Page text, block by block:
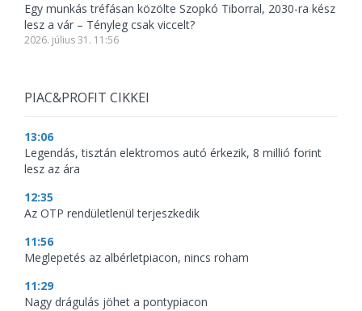
Egy munkás tréfásan közölte Szopkó Tiborral, 2030-ra kész
lesz a vár – Tényleg csak viccelt?
2026. július 31. 11:56
PIAC&PROFIT CIKKEI
13:06
Legendás, tisztán elektromos autó érkezik, 8 millió forint
lesz az ára
12:35
Az OTP rendületlenül terjeszkedik
11:56
Meglepetés az albérletpiacon, nincs roham
11:29
Nagy drágulás jöhet a pontypiacon